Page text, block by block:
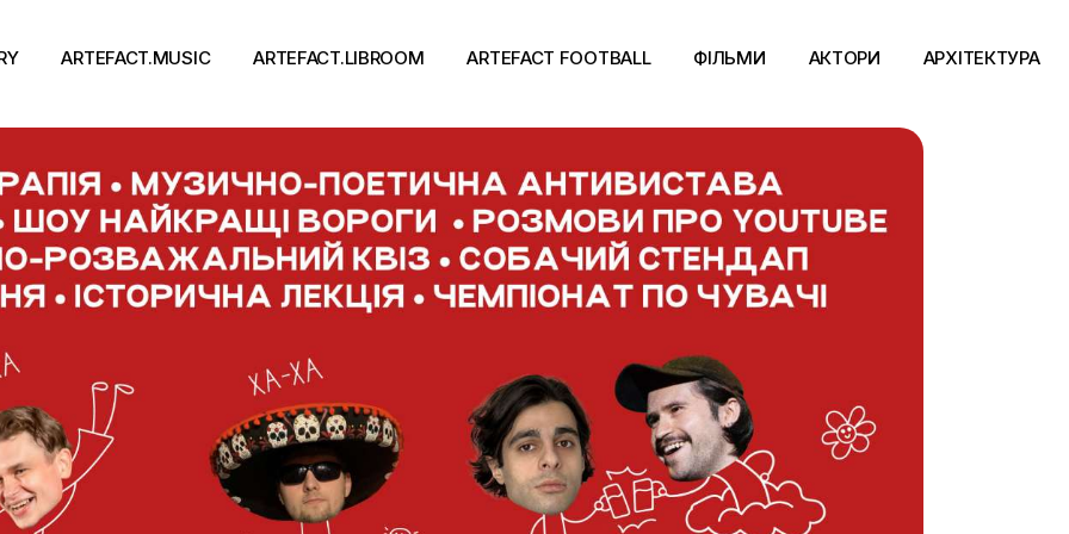
ARTEFACT.MUSIC
Виконавці
Альбоми
Концерти
ARTEFACT.LIBROOM
Книги
Письменники
Події
ARTEFACT FOOTBALL ФІЛЬМИ АКТОРИ АРХІТЕКТУРА